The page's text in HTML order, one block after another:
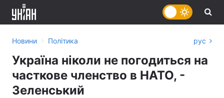
Новини › Політика рус
Україна ніколи не погодиться на
часткове членство в НАТО, -
Зеленський